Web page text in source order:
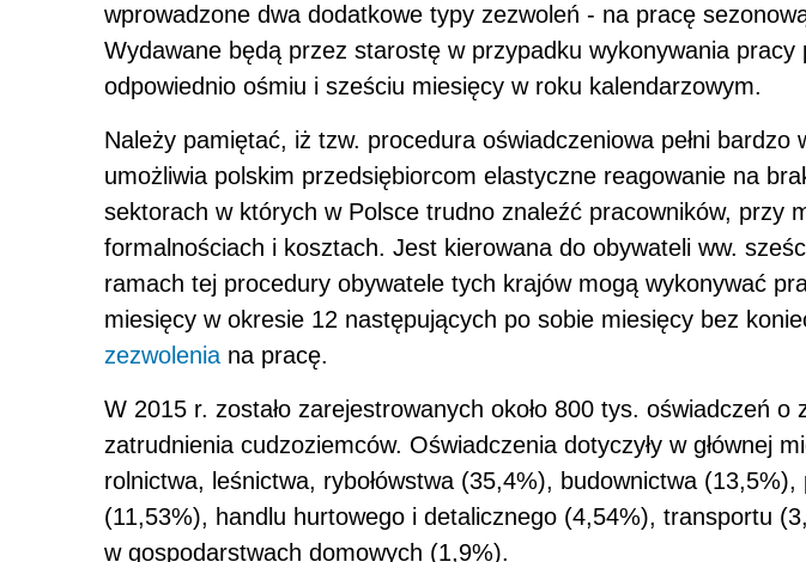
wprowadzone dwa dodatkowe typy zezwoleń - na pracę
Wydawane będą przez starostę w przypadku wykonywania pracy
odpowiednio ośmiu i sześciu miesięcy w roku kalendarzowym.
Należy pamiętać, iż tzw. procedura oświadczeniowa pełni bardzo
umożliwia polskim przedsiębiorcom elastyczne reagowanie na
sektorach w których w Polsce trudno znaleźć pracowników, przy
formalnościach i kosztach. Jest kierowana do obywateli ww.
ramach tej procedury obywatele tych krajów mogą wykonywać
miesięcy w okresie 12 następujących po sobie miesięcy bez
zezwoleniana pracę.
W 2015 r. zostało zarejestrowanych około 800 tys. oświadczeń o
zatrudnienia cudzoziemców. Oświadczenia dotyczyły w głównej
rolnictwa, leśnictwa, rybołówstwa (35,4%), budownictwa
(11,53%), handlu hurtowego i detalicznego (4,54%), transportu
w gospodarstwach domowych (1,9%).